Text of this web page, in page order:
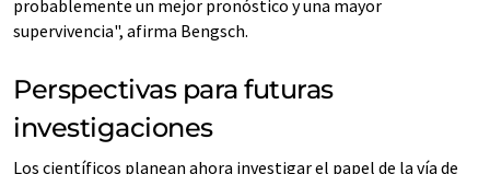
probablemente un mejor pronóstico y una mayor
supervivencia", afirma Bengsch.
Perspectivas para futuras
investigaciones
Los científicos planean ahora investigar el papel de la vía de